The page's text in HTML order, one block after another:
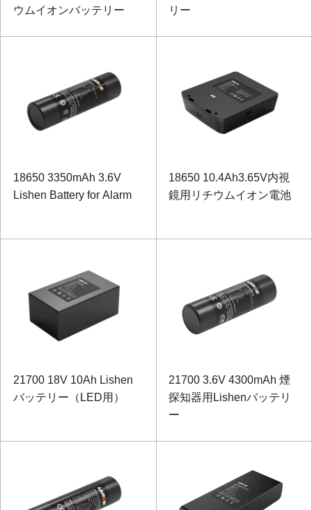
ウムイオンバッテリー
リー
18650 3350mAh 3.6V
Lishen Battery for Alarm
18650 10.4Ah3.65V内視
鏡用リチウムイオン電池
21700 18V 10Ah Lishen
バッテリー（LED用）
21700 3.6V 4300mAh 煙
探知器用Lishenバッテリ
ー